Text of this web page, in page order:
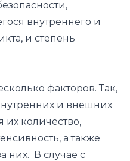
внутреннего и
и степень
факторов. Так,
и внешних
их количество,
а также
них. В случае с